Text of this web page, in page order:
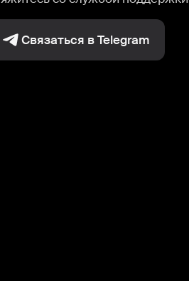
Связаться в Telegram